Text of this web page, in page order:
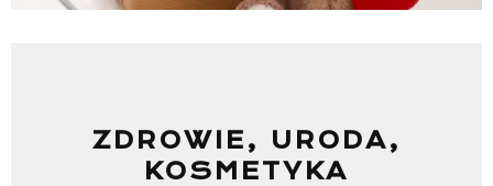
ZDROWIE, URODA,
KOSMETYKA